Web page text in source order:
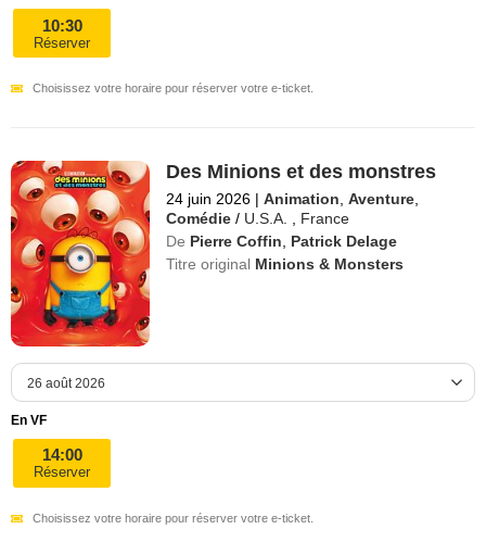
10:30
Réserver
Choisissez votre horaire pour réserver votre e-ticket.
Des Minions et des monstres
24 juin 2026 | Animation ,Aventure
Comédie / U.S.A.
France
De Pierre Coffin
Patrick Delage
Titre original Minions & Monsters
En VF
14:00
Réserver
Choisissez votre horaire pour réserver votre e-ticket.